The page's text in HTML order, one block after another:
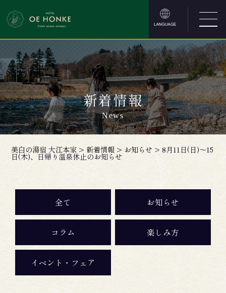
新着情報
News
美白の湯宿 大江本家 > 新着情報 > お知らせ >8月11日(日)～15
日(木)、日帰り温泉休止のお知らせ
全て お知らせ
コラム 楽しみ方
イベント・フェア